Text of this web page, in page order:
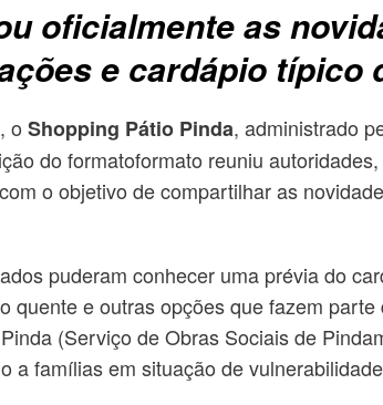
oficialmente as
e cardápio típico
o Shopping Pátio Pinda, administrado
do formatoformato reuniu
o objetivo de compartilhar as
puderam conhecer uma prévia do
quente e outras opções que fazem
(Serviço de Obras Sociais de
a famílias em situação de